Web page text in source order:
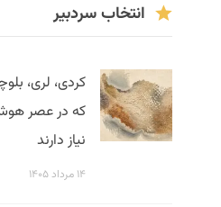
انتخاب سردبیر
کردی، لری،
که در عصر
نیاز دارند
۱۴ مرداد ۱۴۰۵